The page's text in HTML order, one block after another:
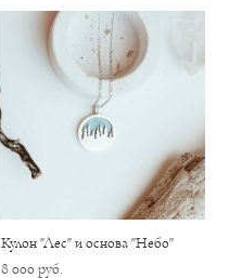
Кулон "Лес" и основа "Небо"
8 000 pуб.